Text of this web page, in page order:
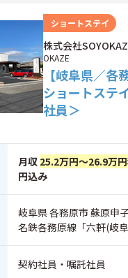
ショートステイ
株式会社
OKAZE
【岐阜県／
ショートステ
社員＞
月収 25.2万円～26.9万円
円込み
岐阜県 各務原市 蘇原申
名鉄各務原線「六軒(岐
契約社員・嘱託社員